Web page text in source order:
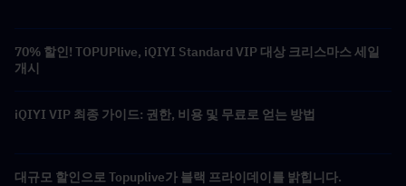
70% 할인! TOPUPlive, iQIYI Standard VIP 대상 크리스마스 세일
개시
iQIYI VIP 최종 가이드: 권한, 비용 및 무료로 얻는 방법
대규모 할인으로 Topuplive가 블랙 프라이데이를 밝힙니다.